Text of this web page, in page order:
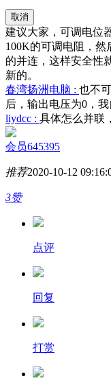
取消
建议大家，可调电位
100K的可调电阻，然
的并连，这样安全性
新的。
春湾扬洲电脑 : 也不
后，输出电压为0，
liydcc : 具体怎么并联
会员645395
推荐2020-10-12
3赞
点评
回复
打赏